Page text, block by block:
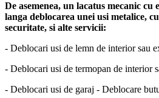
De asemenea, un lacatus mecanic cu
langa deblocarea unei usi metalice,
securitate, si alte servicii:
- Deblocari usi de lemn de interior sau
- Deblocari usi de termopan de interior
- Deblocari usi de garaj - Deblocare